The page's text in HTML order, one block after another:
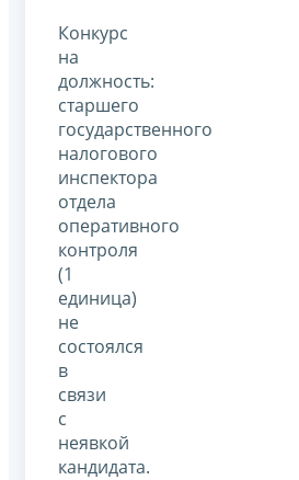
Конкурс
на
должность:
старшего
государственного
налогового
инспектора
отдела
оперативного
контроля
(1
единица)
не
состоялся
в
связи
с
неявкой
кандидата.